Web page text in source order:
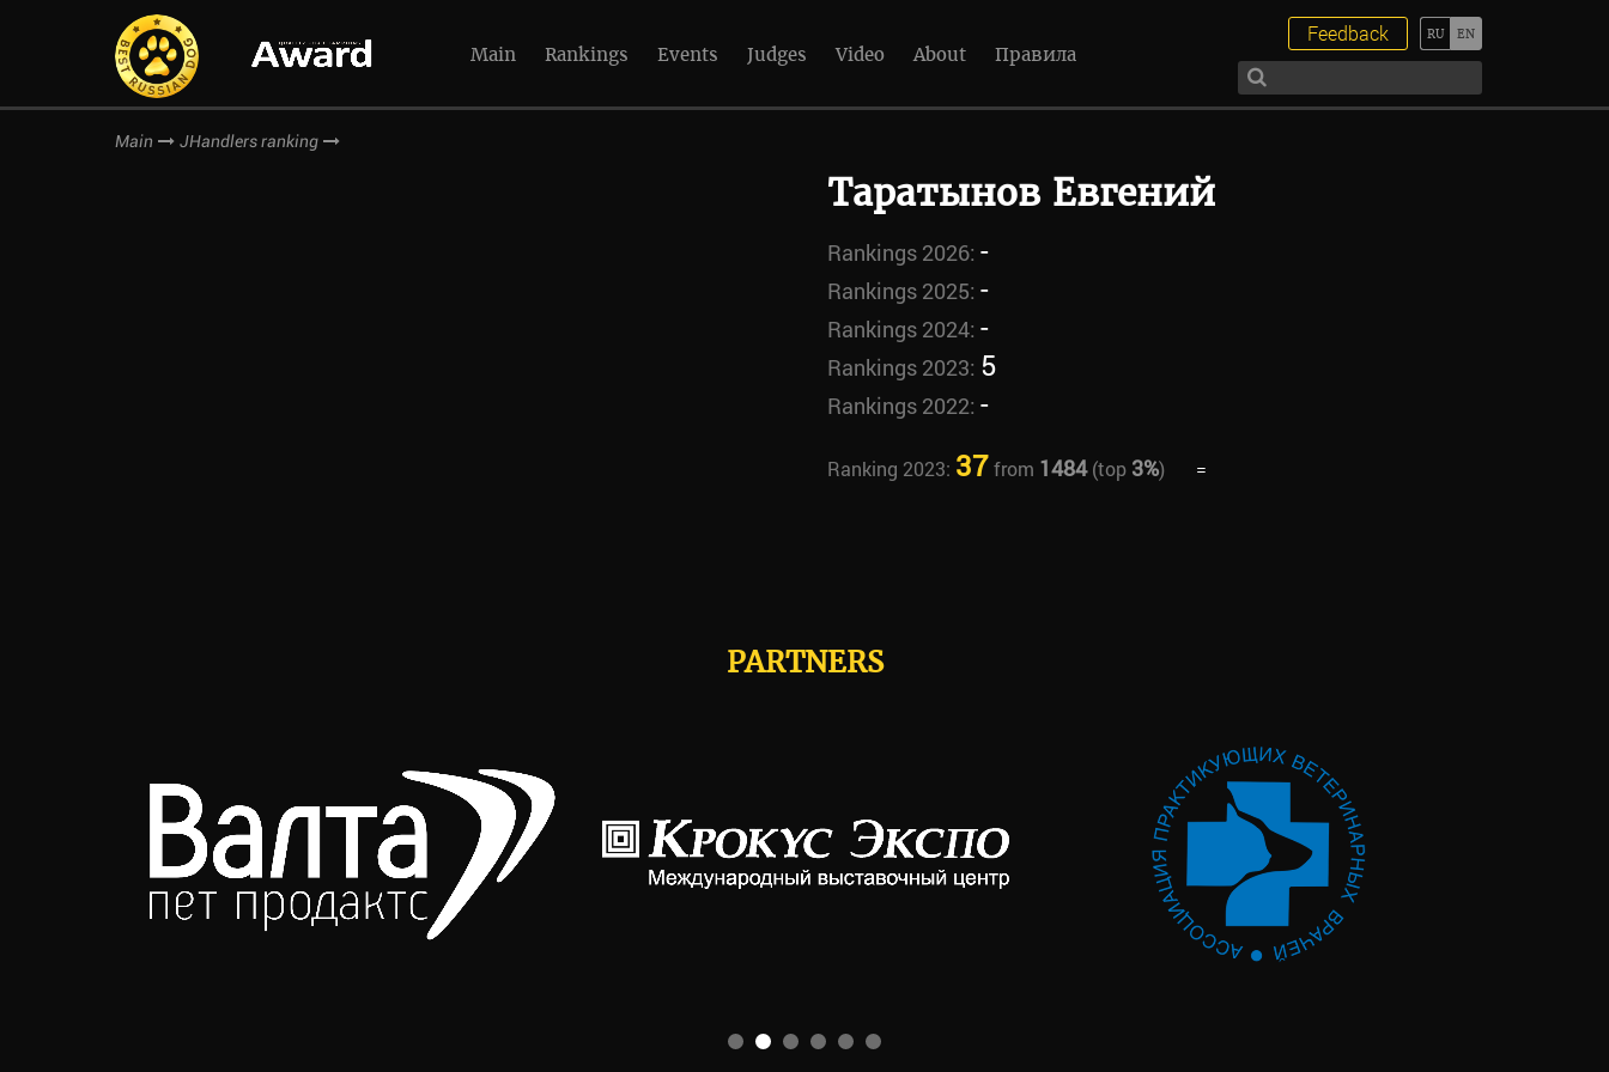
Main Rankings Events Judges Video About Правила
Feedback
Main JHandlers ranking
Таратынов Евгений
Rankings 2026: -
Rankings 2025: -
Rankings 2024: -
Rankings 2023: 5
Rankings 2022: -
Ranking 2023: 37from 1484(top 3%) =
PARTNERS